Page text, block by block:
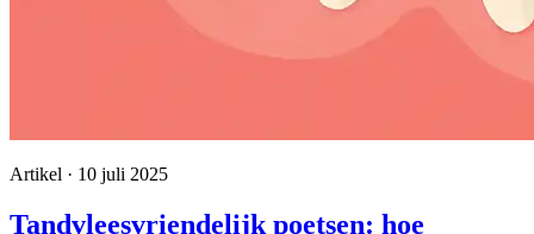
Artikel · 10 juli 2025
Tandvleesvriendelijk poetsen: hoe